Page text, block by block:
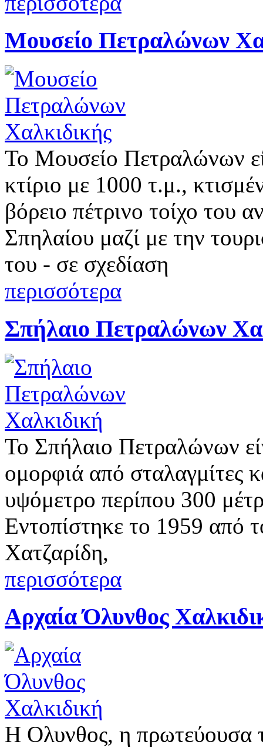
Μουσείο Πετραλώνων
Το Μουσείο Πετραλώνων
κτίριο με 1000 τ.μ.,
βόρειο πέτρινο τοίχο του
Σπηλαίου μαζί με την
του - σε σχεδίαση
περισσότερα
Σπήλαιο Πετραλώνων
Το Σπήλαιο Πετραλώνων
ομορφιά από σταλαγμίτες
υψόμετρο περίπου 300
Εντοπίστηκε το 1959 από
Χατζαρίδη,
περισσότερα
Αρχαία Όλυνθος
Η Ολυνθος, η πρωτεύουσα